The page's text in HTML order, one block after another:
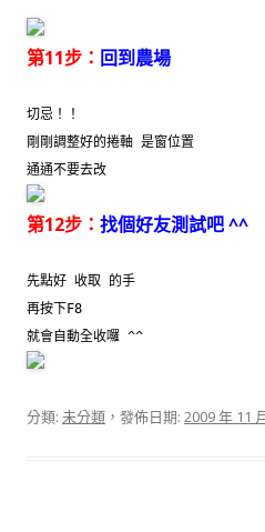
第11步： 回到農場
切忌！！
剛剛調整好的捲軸 是窗位置
通通不要去改
第12步： 找個好友測試吧 ^^
先點好 收取 的手
再按下F8
就會自動全收囉 ^^
分類: 未分類 ，發佈日期: 2009 年 11